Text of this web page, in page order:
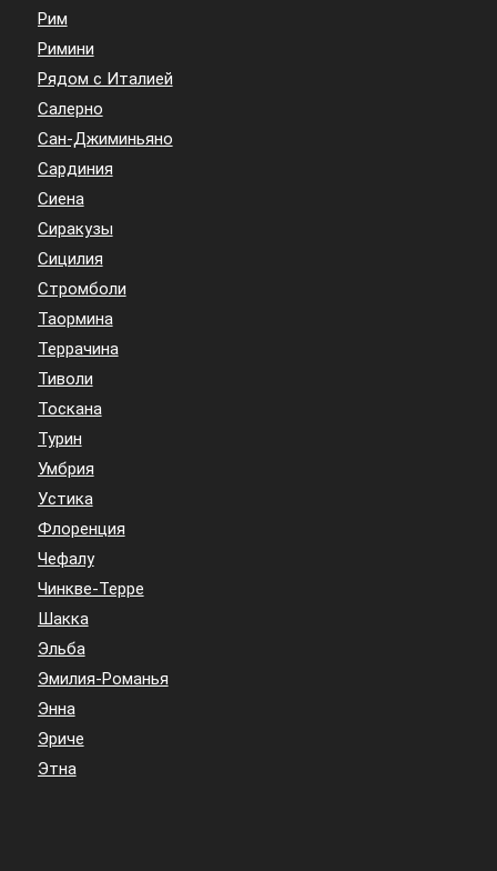
Рим
Римини
Рядом с Италией
Салерно
Сан-Джиминьяно
Сардиния
Сиена
Сиракузы
Сицилия
Стромболи
Таормина
Террачина
Тиволи
Тоскана
Турин
Умбрия
Устика
Флоренция
Чефалу
Чинкве-Терре
Шакка
Эльба
Эмилия-Романья
Энна
Эриче
Этна